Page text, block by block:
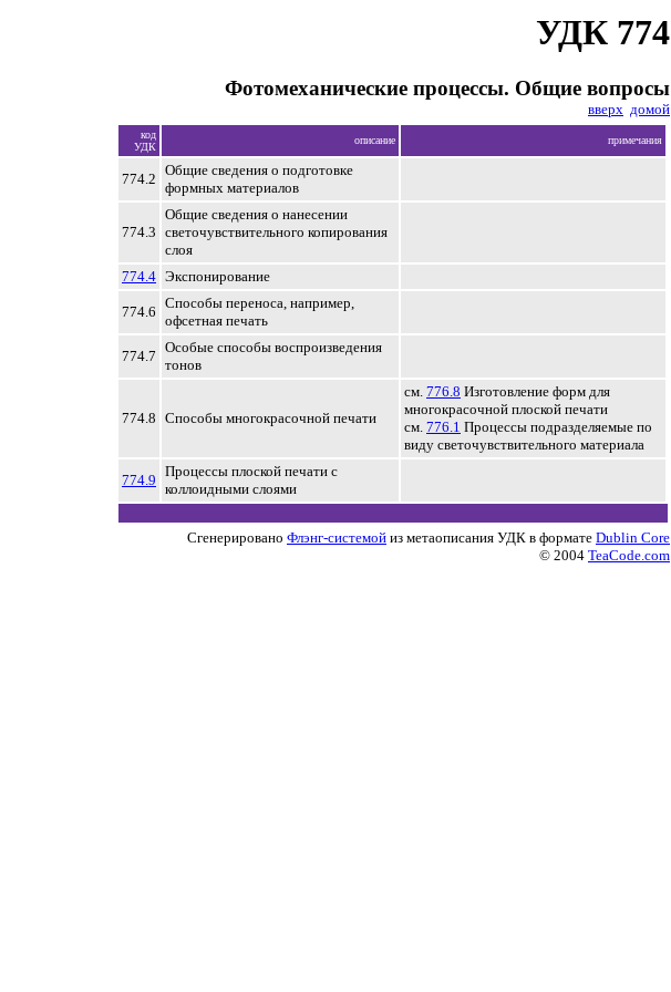
УДК 774
Фотомеханические процессы. Общие вопросы
вверх домой
код
УДК
описание примечания
774.2
Общие сведения о подготовке
формных материалов
774.3
Общие сведения о нанесении
светочувствительного копирования
слоя
774.4 Экспонирование
774.6
Способы переноса, например,
офсетная печать
774.7
Особые способы воспроизведения
тонов
774.8 Способы многокрасочной печати
см. 776.8 Изготовление форм для
многокрасочной плоской печати
см. 776.1 Процессы подразделяемые по
виду светочувствительного материала
774.9
Процессы плоской печати с
коллоидными слоями
Сгенерировано Флэнг-системой из метаописания УДК в формате Dublin Core
© 2004 TeaCode.com